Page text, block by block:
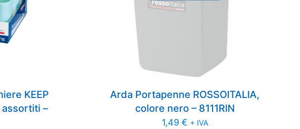
KEEP
assortiti –
Arda Portapenne ROSSOITALIA,
colore nero – 8111RIN
1,49 € + IVA